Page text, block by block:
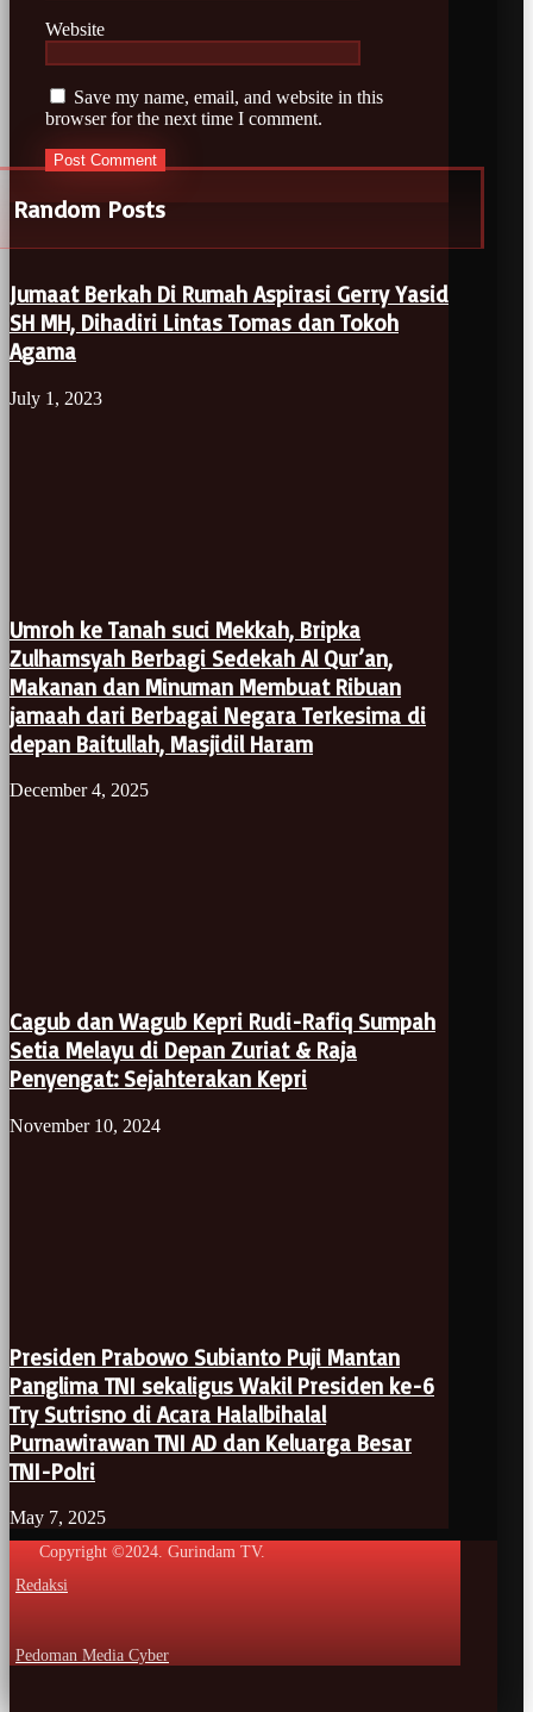
Website
Save my name, email, and website in this
browser for the next time I comment.
Random Posts
Jumaat Berkah Di Rumah Aspirasi Gerry Yasid
SH MH, Dihadiri Lintas Tomas dan Tokoh
Agama
July 1, 2023
Umroh ke Tanah suci Mekkah, Bripka
Zulhamsyah Berbagi Sedekah Al Qur’an,
Makanan dan Minuman Membuat Ribuan
jamaah dari Berbagai Negara Terkesima di
depan Baitullah, Masjidil Haram
December 4, 2025
Cagub dan Wagub Kepri Rudi-Rafiq Sumpah
Setia Melayu di Depan Zuriat & Raja
Penyengat: Sejahterakan Kepri
November 10, 2024
Presiden Prabowo Subianto Puji Mantan
Panglima TNI sekaligus Wakil Presiden ke-6
Try Sutrisno di Acara Halalbihalal
Purnawirawan TNI AD dan Keluarga Besar
TNI-Polri
May 7, 2025
Copyright ©2024. Gurindam TV.
Redaksi
Pedoman Media Cyber